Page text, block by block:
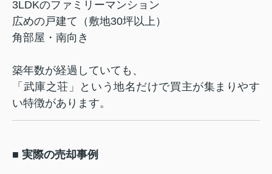
3LDKのファミリーマンション
広めの戸建て（敷地30坪以上）
角部屋・南向き
築年数が経過していても、
「武庫之荘」という地名だけで買主が集まりやす
い特徴があります。
■ 実際の売却事例